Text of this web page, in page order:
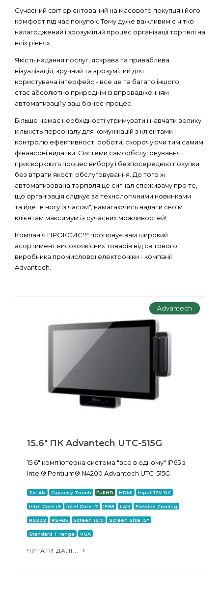
Сучасний світ орієнтований на масового покупця і його
комфорт під час покупок. Тому дуже важливим є чітко
налагоджений і зрозумілий процес організації торгівлі на
всіх рівнях.
Якість надання послуг, яскрава та приваблива
візуалізація, зручний та зрозумілий для
користувача інтерфейс - все це та багато іншого
стає абсолютно природнім із впровадженням
автоматизації у ваш бізнес-процес.
Більше немає необхідності утримувати і навчати велику
кількість персоналу для комунікацій з клієнтами і
контролю ефективності роботи, скорочуючи тим самим
фінансові видатки. Системи самообслуговування
прискорюють процес вибору і безпосередньо покупки
без втрати якості обслуговування. До того ж
автоматизована торгівля це сигнал споживачу про те,
що організація слідкує за технологічними новинками
та йде "в ногу із часом", намагаючись надати своїм
клієнтам максимум із сучасних можливостей!
Компанія ПРОКСИС™ пропонує вам широкий
асортимент високоякісних товарів від світового
виробника промислової електроніки - компанії
Advantech.
Advantech
15.6" ПК Advantech UTC-515G
15.6" комп'ютерна система "все в одному" IP65 з
Intel® Pentium® N4200 Advantech UTC-515G
2xLAN Capacity Touch FullHD HDMI Input 12V DC
Intel Core i3 Intel Core i7 IP65 LAN Passive Cooling
RS232 RS485 Screen 16:9 Screen Size 15"
Standard T range VGA
ЧИТАТИ ДАЛІ...